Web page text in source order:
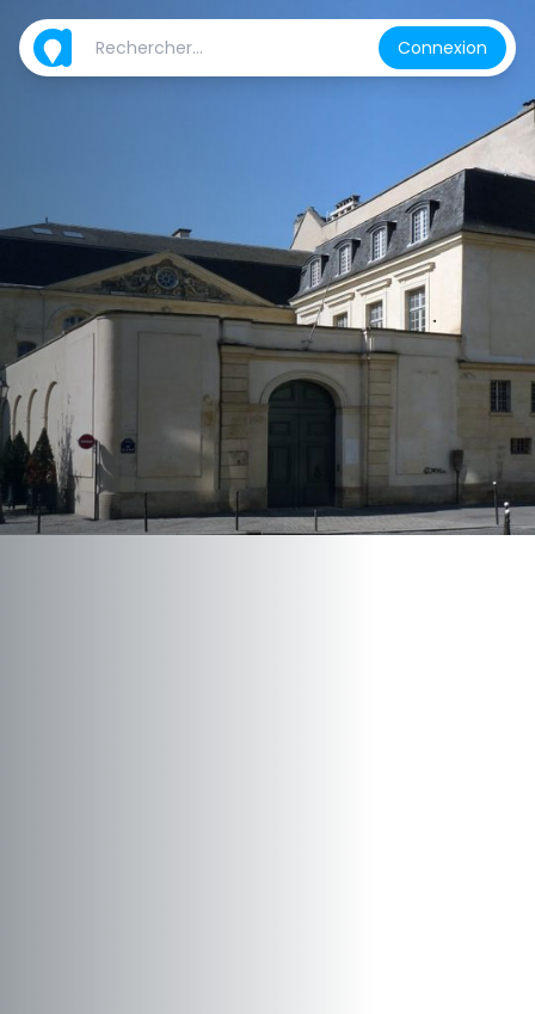
Connexion